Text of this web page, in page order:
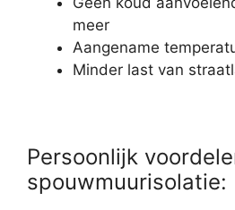
meer
Aangename
Minder last van
Persoonlijk
spouwmuurisolatie: